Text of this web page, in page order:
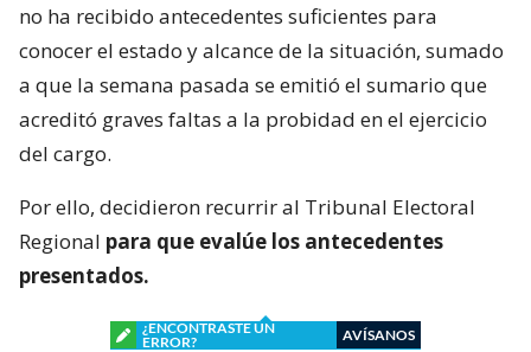
no ha recibido antecedentes suficientes para
conocer el estado y alcance de la situación, sumado
a que la semana pasada se emitió el sumario que
acreditó graves faltas a la probidad en el ejercicio
del cargo.
Por ello, decidieron recurrir al Tribunal Electoral
Regional para que evalúe los antecedentes
presentados.
¿ENCONTRASTE UN
ERROR?
AVÍSANOS